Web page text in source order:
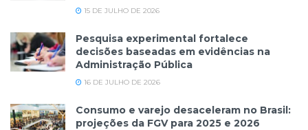
15 DE JULHO DE 2026
Pesquisa experimental fortalece
decisões baseadas em evidências na
Administração Pública
16 DE JULHO DE 2026
Consumo e varejo desaceleram no Brasil:
projeções da FGV para 2025 e 2026